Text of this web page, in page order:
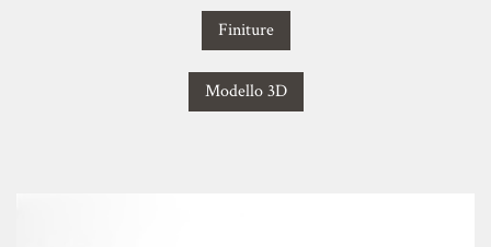
Finiture
Modello 3D